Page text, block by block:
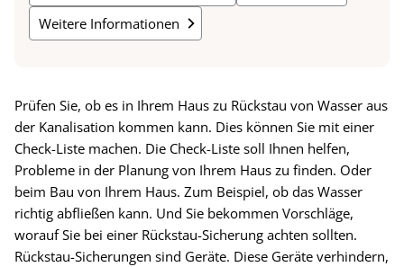
Weitere Informationen
Prüfen Sie, ob es in Ihrem Haus zu Rückstau von Wasser aus
der Kanalisation kommen kann. Dies können Sie mit einer
Check-Liste machen. Die Check-Liste soll Ihnen helfen,
Probleme in der Planung von Ihrem Haus zu finden. Oder
beim Bau von Ihrem Haus. Zum Beispiel, ob das Wasser
richtig abfließen kann. Und Sie bekommen Vorschläge,
worauf Sie bei einer Rückstau-Sicherung achten sollten.
Rückstau-Sicherungen sind Geräte. Diese Geräte verhindern,